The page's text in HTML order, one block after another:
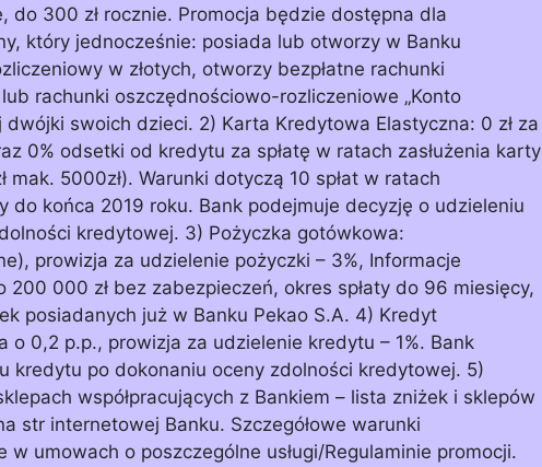
do 300 zł rocznie. Promocja będzie dostępna dla
który jednocześnie: posiada lub otworzy w Banku
w złotych, otworzy bezpłatne rachunki
rachunki oszczędnościowo-rozliczeniowe „Konto
dwójki swoich dzieci. 2) Karta Kredytowa Elastyczna: 0 zł za
0% odsetki od kredytu za spłatę w ratach zasłużenia karty
5000zł). Warunki dotyczą 10 spłat w ratach
do końca 2019 roku. Bank podejmuje decyzję o udzieleniu
kredytowej. 3) Pożyczka gotówkowa:
prowizja za udzielenie pożyczki – 3%, Informacje
000 zł bez zabezpieczeń, okres spłaty do 96 miesięcy,
posiadanych już w Banku Pekao S.A. 4) Kredyt
o 0,2 p.p., prowizja za udzielenie kredytu – 1%. Bank
kredytu po dokonaniu oceny zdolności kredytowej. 5)
współpracujących z Bankiem – lista zniżek i sklepów
str internetowej Banku. Szczegółowe warunki
umowach o poszczególne usługi/Regulaminie promocji.